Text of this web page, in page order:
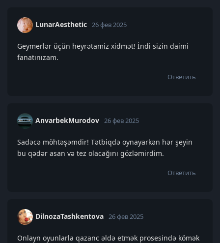
LunarAesthetic 26 фев 2025
Geymerlər üçün heyrətamiz xidmət! İndi sizin daimi
fanatınızam.
Ответить
AnvarbekMurodov 26 фев 2025
Sadəcə möhtəşəmdir! Tətbiqdə oynayarkən hər şeyin
bu qədər asan və tez olacağını gözləmirdim.
Ответить
DilnozaTashkentova 26 фев 2025
Onlayn oyunlarla qazanc əldə etmək prosesində kömək